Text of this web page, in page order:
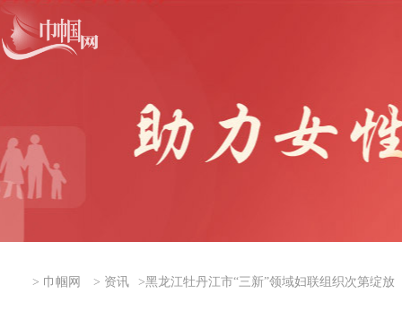
> 巾帼网 > 资讯 >黑龙江牡丹江市“三新”领域妇联组织次第绽放